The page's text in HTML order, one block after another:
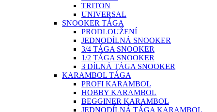
TRITON
UNIVERSAL
SNOOKER TÁGA
PRODLOUŽENÍ
JEDNODÍLNÁ SNOOKER
3/4 TÁGA SNOOKER
1/2 TÁGA SNOOKER
3 DÍLNÁ TÁGA SNOOKER
KARAMBOL TÁGA
PROFI KARAMBOL
HOBBY KARAMBOL
BEGGINER KARAMBOL
JEDNODÍLNÁ TÁGA KARAMBOL